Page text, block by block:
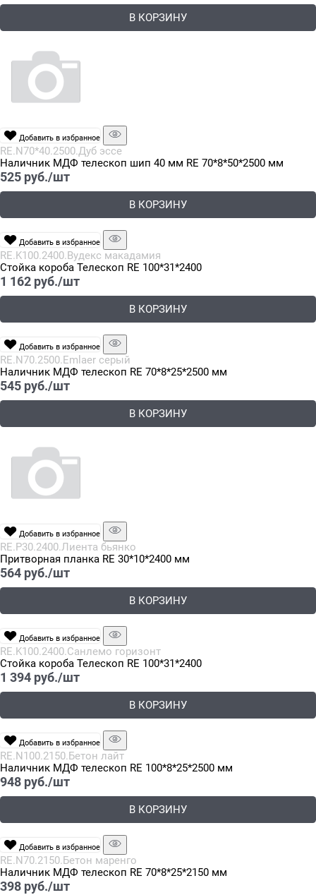
В КОРЗИНУ
Добавить в избранное
RE.N70*40.2500.Дуб эссе
Наличник МДФ телескоп шип 40 мм RE 70*8*50*2500 мм
525 руб./шт
В КОРЗИНУ
Добавить в избранное
RE.K100.2400.Вудекс макадамия
Стойка короба Телескоп RE 100*31*2400
1 162 руб./шт
В КОРЗИНУ
Добавить в избранное
RE.N70.2500.Emlaer серый
Наличник МДФ телескоп RE 70*8*25*2500 мм
545 руб./шт
В КОРЗИНУ
Добавить в избранное
RE.P30.2400.Лиента бьянко
Притворная планка RE 30*10*2400 мм
564 руб./шт
В КОРЗИНУ
Добавить в избранное
RE.K100.2400.Санлемо горизонт
Стойка короба Телескоп RE 100*31*2400
1 394 руб./шт
В КОРЗИНУ
Добавить в избранное
RE.N100.2150.Бетон лайт
Наличник МДФ телескоп RE 100*8*25*2500 мм
948 руб./шт
В КОРЗИНУ
Добавить в избранное
RE.N70.2150.Бетон маренго
Наличник МДФ телескоп RE 70*8*25*2150 мм
398 руб./шт